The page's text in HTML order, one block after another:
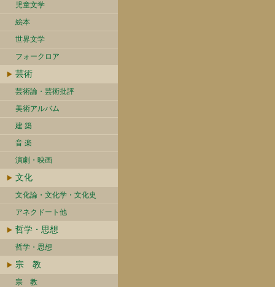
児童文学
絵本
世界文学
フォークロア
芸術
芸術論・芸術批評
美術アルバム
建 築
音 楽
演劇・映画
文化
文化論・文化学・文化史
アネクドート他
哲学・思想
哲学・思想
宗 教
宗 教